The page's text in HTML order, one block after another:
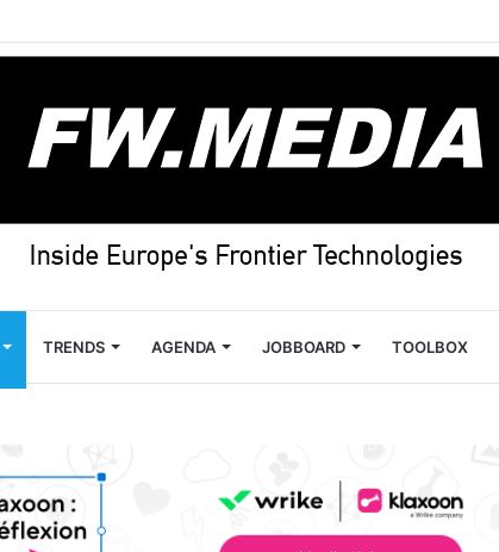
TRENDS AGENDA JOBBOARD TOOLBOX